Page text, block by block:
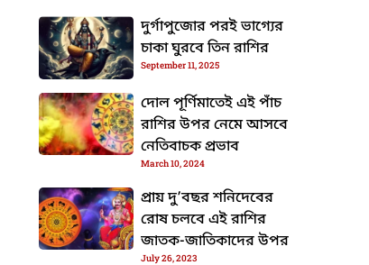
দুর্গাপুজোর পরই ভাগ্যের
চাকা ঘুরবে তিন রাশির
September 11, 2025
দোল পূর্ণিমাতেই এই পাঁচ
রাশির উপর নেমে আসবে
নেতিবাচক প্রভাব
March 10, 2024
প্রায় দু’বছর শনিদেবের
রোষ চলবে এই রাশির
জাতক-জাতিকাদের উপর
July 26, 2023